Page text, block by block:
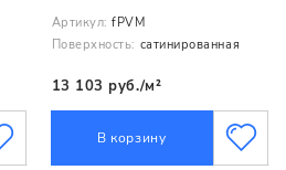
Артикул: fPVM
Поверхность: сатинированная
13 103 руб./м²
В корзину